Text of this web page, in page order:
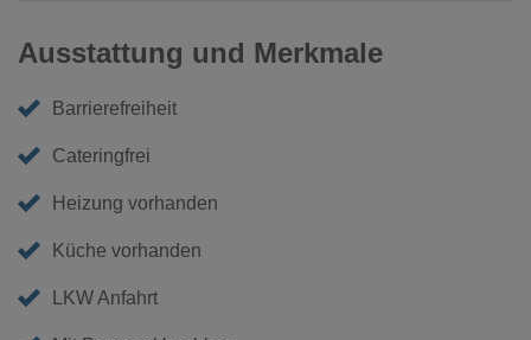
Ausstattung und Merkmale
Barrierefreiheit
Cateringfrei
Heizung vorhanden
Küche vorhanden
LKW Anfahrt